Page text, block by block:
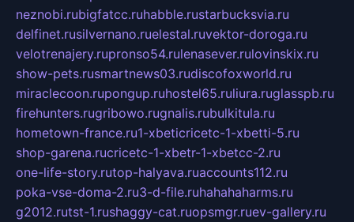
neznobi.rubigfatcc.ruhabble.rustarbucksvia.ru
delfinet.rusilvernano.ruelestal.ruvektor-doroga.ru
velotrenajery.rupronso54.rulenasever.rulovinskix.ru
show-pets.rusmartnews03.rudiscofoxworld.ru
miraclecoon.rupongup.ruhostel65.ruliura.ruglasspb.ru
firehunters.rugribowo.rugnalis.rubulkitula.ru
hometown-france.ru1-xbeticricetc-1-xbetti-5.ru
shop-garena.rucricetc-1-xbetr-1-xbetcc-2.ru
one-life-story.rutop-halyava.ruaccounts112.ru
poka-vse-doma-2.ru3-d-file.ruhahahaharms.ru
g2012.rutst-1.rushaggy-cat.ruopsmgr.ruev-gallery.ru